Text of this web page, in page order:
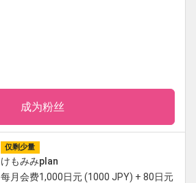
成为粉丝
仅剩少量
けもみみplan
每月会费1,000日元 (1000 JPY) + 80日元